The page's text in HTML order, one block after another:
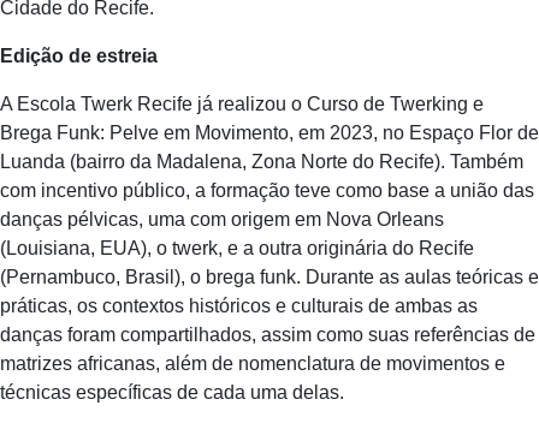
Cidade do Recife.
Edição de estreia
A Escola Twerk Recife já realizou o Curso de Twerking e
Brega Funk: Pelve em Movimento, em 2023, no Espaço Flor de
Luanda (bairro da Madalena, Zona Norte do Recife). Também
com incentivo público, a formação teve como base a união das
danças pélvicas, uma com origem em Nova Orleans
(Louisiana, EUA), o twerk, e a outra originária do Recife
(Pernambuco, Brasil), o brega funk. Durante as aulas teóricas e
práticas, os contextos históricos e culturais de ambas as
danças foram compartilhados, assim como suas referências de
matrizes africanas, além de nomenclatura de movimentos e
técnicas específicas de cada uma delas.